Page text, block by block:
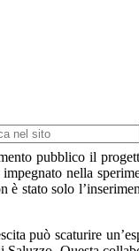
pubblico il
nella
è stato solo
può scaturire